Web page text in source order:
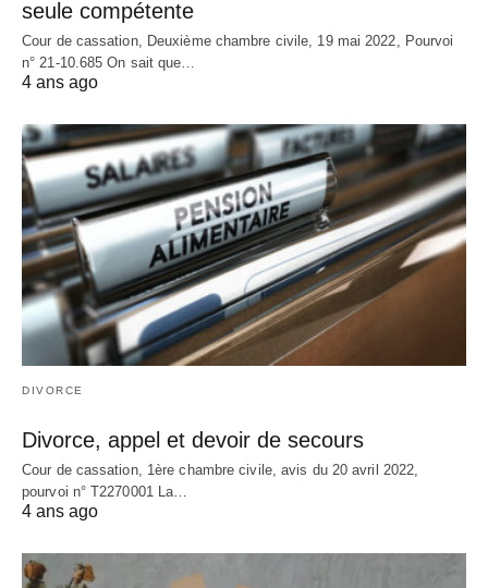
seule compétente
Cour de cassation, Deuxième chambre civile, 19 mai 2022, Pourvoi
n° 21-10.685 On sait que…
4 ans ago
DIVORCE
Divorce, appel et devoir de secours
Cour de cassation, 1ère chambre civile, avis du 20 avril 2022,
pourvoi n° T2270001 La…
4 ans ago